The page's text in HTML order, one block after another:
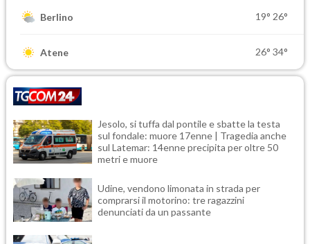
Berlino 19° 26°
Atene 26° 34°
Jesolo, si tuffa dal pontile e sbatte la testa
sul fondale: muore 17enne | Tragedia anche
sul Latemar: 14enne precipita per oltre 50
metri e muore
Udine, vendono limonata in strada per
comprarsi il motorino: tre ragazzini
denunciati da un passante